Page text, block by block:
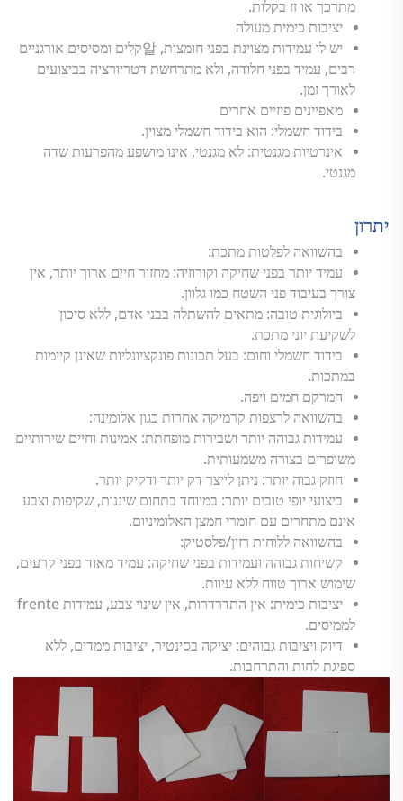
מתרכך או זז בקלות.
יציבות כימית מעולה
יש לו עמידות מצוינת בפני חומצות, 알קלים ומסיסים אורגניים
רבים, עמיד בפני חלודה, ולא מתרחשת דטריורציה בביצועים
לאורך זמן.
מאפיינים פיזיים אחרים
בידוד חשמלי: הוא בידוד חשמלי מצוין.
אינרטיות מגנטית: לא מגנטי, אינו מושפע מהפרעות שדה
מגנטי.
יתרון
בהשוואה לפלטות מתכת:
עמיד יותר בפני שחיקה וקורוזיה: מחזור חיים ארוך יותר, אין
צורך בעיבוד פני השטח כמו גלוון.
ביולוגית טובה: מתאים להשתלה בבני אדם, ללא סיכון
לשקיעת יוני מתכת.
בידוד חשמלי וחום: בעל תכונות פונקציונליות שאינן קיימות
במתכות.
המרקם חמים ויפה.
בהשוואה לרצפות קרמיקה אחרות כגון אלומינה:
עמידות גבוהה יותר ושבירות מופחתת: אמינות וחיים שירותיים
משופרים בצורה משמעותית.
חוזק גבוה יותר: ניתן לייצר דק יותר ודקיק יותר.
ביצועי יופי טובים יותר: במיוחד בתחום שיננות, שקיפות וצבע
אינם מתחרים עם חומרי חמצן האלומיניום.
בהשוואה ללוחות רזין/פלסטיק:
קשיחות גבוהה ועמידות בפני שחיקה: עמיד מאוד בפני קרעים,
שימוש ארוך טווח ללא עיוות.
יציבות כימית: אין התדרדרות, אין שינוי צבע, עמידות frente
לממיסים.
דיוק ויציבות גבוהים: יציקה בסינטיר, יציבות ממדים, ללא
ספיגת לחות והתרחבות.